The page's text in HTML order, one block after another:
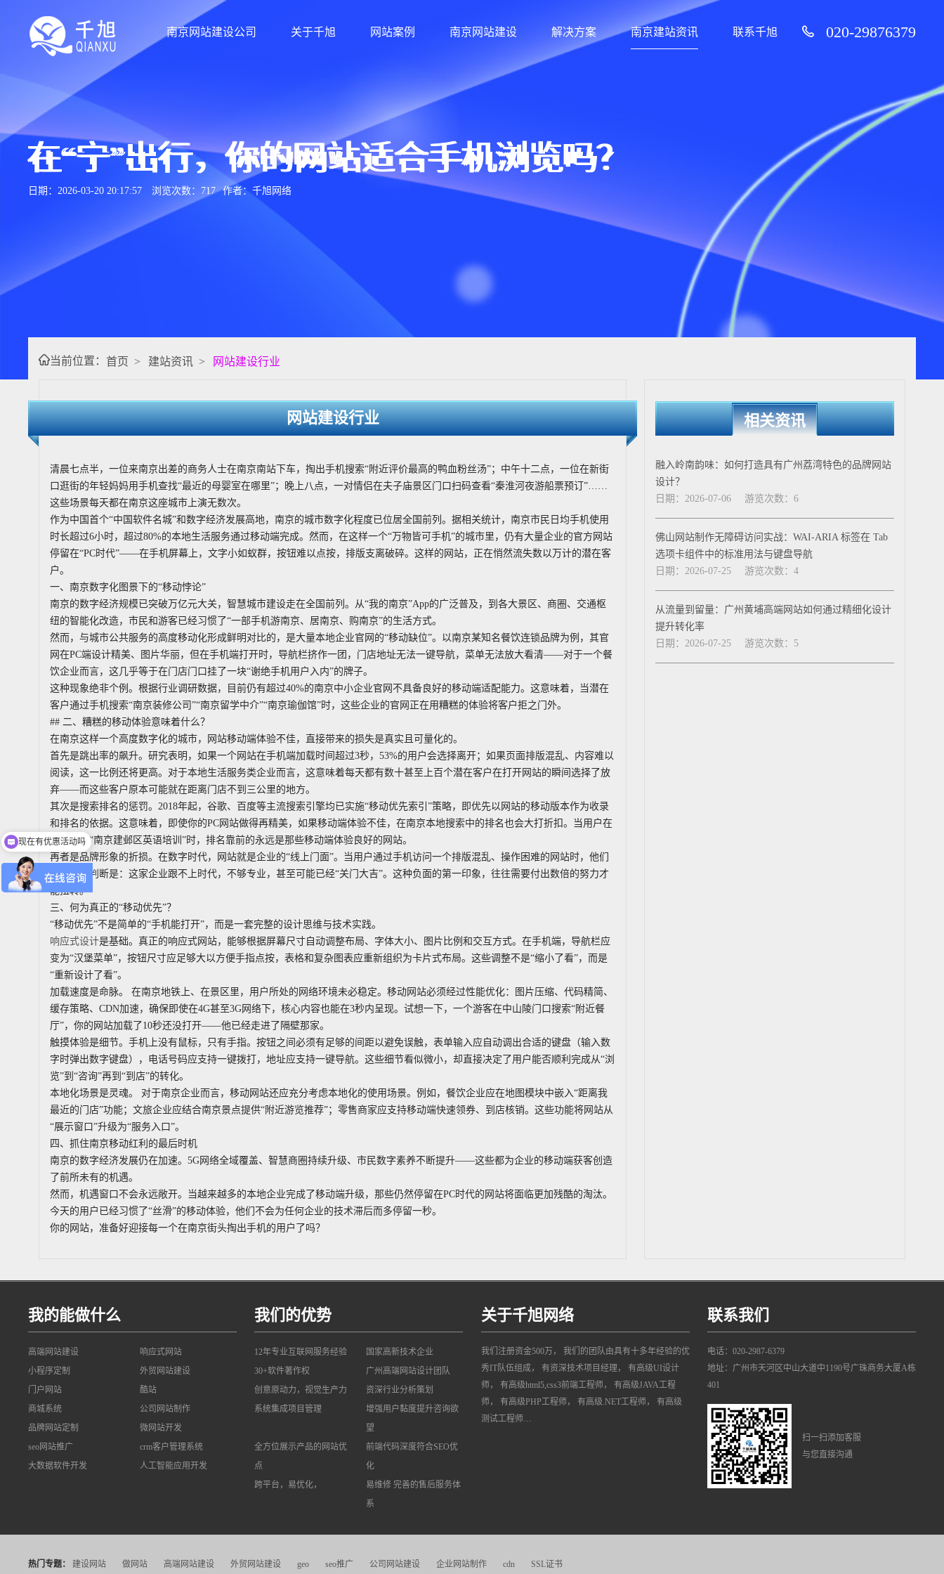
南京网站建设公司 关于千旭 网站案例 南京网站建设 解决方案 南京建站资讯 联系千旭 020-29876379
在“宁”出行，你的网站适合手机浏览吗？
日期：2026-03-20 20:17:57 浏览次数：717 作者：千旭网络
当前位置： 首页 > 建站资讯 > 网站建设行业
网站建设行业
清晨七点半，一位来南京出差的商务人士在南京南站下车，掏出手机搜索“附近评价最高的鸭血粉丝汤”；中午十二点，一位在新街
口逛街的年轻妈妈用手机查找“最近的母婴室在哪里”；晚上八点，一对情侣在夫子庙景区门口扫码查看“秦淮河夜游船票预订”……
这些场景每天都在南京这座城市上演无数次。
作为中国首个“中国软件名城”和数字经济发展高地，南京的城市数字化程度已位居全国前列。据相关统计，南京市民日均手机使用
时长超过6小时，超过80%的本地生活服务通过移动端完成。然而，在这样一个“万物皆可手机”的城市里，仍有大量企业的官方网站
停留在“PC时代”——在手机屏幕上，文字小如蚁群，按钮难以点按，排版支离破碎。这样的网站，正在悄然流失数以万计的潜在客
户。
一、南京数字化图景下的“移动悖论”
南京的数字经济规模已突破万亿元大关，智慧城市建设走在全国前列。从“我的南京”App的广泛普及，到各大景区、商圈、交通枢
纽的智能化改造，市民和游客已经习惯了“一部手机游南京、居南京、购南京”的生活方式。
然而，与城市公共服务的高度移动化形成鲜明对比的，是大量本地企业官网的“移动缺位”。以南京某知名餐饮连锁品牌为例，其官
网在PC端设计精美、图片华丽，但在手机端打开时，导航栏挤作一团，门店地址无法一键导航，菜单无法放大看清——对于一个餐
饮企业而言，这几乎等于在门店门口挂了一块“谢绝手机用户入内”的牌子。
这种现象绝非个例。根据行业调研数据，目前仍有超过40%的南京中小企业官网不具备良好的移动端适配能力。这意味着，当潜在
客户通过手机搜索“南京装修公司”“南京留学中介”“南京瑜伽馆”时，这些企业的官网正在用糟糕的体验将客户拒之门外。
## 二、糟糕的移动体验意味着什么？
在南京这样一个高度数字化的城市，网站移动端体验不佳，直接带来的损失是真实且可量化的。
首先是跳出率的飙升。研究表明，如果一个网站在手机端加载时间超过3秒，53%的用户会选择离开；如果页面排版混乱、内容难以
阅读，这一比例还将更高。对于本地生活服务类企业而言，这意味着每天都有数十甚至上百个潜在客户在打开网站的瞬间选择了放
弃——而这些客户原本可能就在距离门店不到三公里的地方。
其次是搜索排名的惩罚。2018年起，谷歌、百度等主流搜索引擎均已实施“移动优先索引”策略，即优先以网站的移动版本作为收录
和排名的依据。这意味着，即使你的PC网站做得再精美，如果移动端体验不佳，在南京本地搜索中的排名也会大打折扣。当用户在
百度搜索“南京建邺区英语培训”时，排名靠前的永远是那些移动端体验良好的网站。
再者是品牌形象的折损。在数字时代，网站就是企业的“线上门面”。当用户通过手机访问一个排版混乱、操作困难的网站时，他们
的潜意识判断是：这家企业跟不上时代，不够专业，甚至可能已经“关门大吉”。这种负面的第一印象，往往需要付出数倍的努力才
能扭转。
三、何为真正的“移动优先”？
“移动优先”不是简单的“手机能打开”，而是一套完整的设计思维与技术实践。
响应式设计是基础。真正的响应式网站，能够根据屏幕尺寸自动调整布局、字体大小、图片比例和交互方式。在手机端，导航栏应
变为“汉堡菜单”，按钮尺寸应足够大以方便手指点按，表格和复杂图表应重新组织为卡片式布局。这些调整不是“缩小了看”，而是
“重新设计了看”。
加载速度是命脉。 在南京地铁上、在景区里，用户所处的网络环境未必稳定。移动网站必须经过性能优化：图片压缩、代码精简、
缓存策略、CDN加速，确保即使在4G甚至3G网络下，核心内容也能在3秒内呈现。试想一下，一个游客在中山陵门口搜索“附近餐
厅”，你的网站加载了10秒还没打开——他已经走进了隔壁那家。
触摸体验是细节。手机上没有鼠标，只有手指。按钮之间必须有足够的间距以避免误触，表单输入应自动调出合适的键盘（输入数
字时弹出数字键盘），电话号码应支持一键拨打，地址应支持一键导航。这些细节看似微小，却直接决定了用户能否顺利完成从“浏
览”到“咨询”再到“到店”的转化。
本地化场景是灵魂。 对于南京企业而言，移动网站还应充分考虑本地化的使用场景。例如，餐饮企业应在地图模块中嵌入“距离我
最近的门店”功能；文旅企业应结合南京景点提供“附近游览推荐”；零售商家应支持移动端快速领券、到店核销。这些功能将网站从
“展示窗口”升级为“服务入口”。
四、抓住南京移动红利的最后时机
南京的数字经济发展仍在加速。5G网络全域覆盖、智慧商圈持续升级、市民数字素养不断提升——这些都为企业的移动端获客创造
了前所未有的机遇。
然而，机遇窗口不会永远敞开。当越来越多的本地企业完成了移动端升级，那些仍然停留在PC时代的网站将面临更加残酷的淘汰。
今天的用户已经习惯了“丝滑”的移动体验，他们不会为任何企业的技术滞后而多停留一秒。
你的网站，准备好迎接每一个在南京街头掏出手机的用户了吗？
相关资讯
融入岭南韵味：如何打造具有广州荔湾特色的品牌网站
设计？
日期：2026-07-06
游览次数：6
佛山网站制作无障碍访问实战：WAI-ARIA 标签在 Tab
选项卡组件中的标准用法与键盘导航
日期：2026-07-25
游览次数：4
从流量到留量：广州黄埔高端网站如何通过精细化设计
提升转化率
日期：2026-07-25
游览次数：5
我的能做什么
高端网站建设
响应式网站
小程序定制
外贸网站建设
门户网站
酷站
商城系统
公司网站制作
品牌网站定制
微网站开发
seo网站推广
crm客户管理系统
大数据软件开发
人工智能应用开发
我们的优势
12年专业互联网服务经验
国家高新技术企业
30+软件著作权
广州高端网站设计团队
创意原动力，视觉生产力
资深行业分析策划
系统集成项目管理
增强用户黏度提升咨询欲
望
全方位展示产品的网站优
点
前端代码深度符合SEO优
化
跨平台，易优化，
易维修 完善的售后服务体
系
关于千旭网络
我们注册资金500万， 我们的团队由具有十多年经验的优
秀IT队伍组成， 有资深技术项目经理， 有高级UI设计
师， 有高级html5,css3前端工程师， 有高级JAVA工程
师， 有高级PHP工程师， 有高级.NET工程师， 有高级
测试工程师…
联系我们
电话：020-2987-6379
地址：广州市天河区中山大道中1190号广珠商务大厦A栋
401
扫一扫添加客服
与您直接沟通
热门专题： 建设网站 做网站 高端网站建设 外贸网站建设 geo seo推广 公司网站建设 企业网站制作 cdn SSL证书
现在有优惠活动吗